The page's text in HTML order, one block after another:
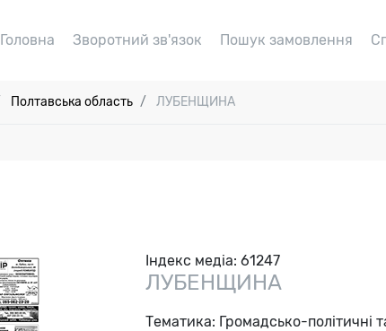
Головна Зворотний зв'язок Пошук замовлення
Полтавська область ЛУБЕНЩИНА
Індекс медіа: 61247
ЛУБЕНЩИНА
Тематика: Громадсько-політичні